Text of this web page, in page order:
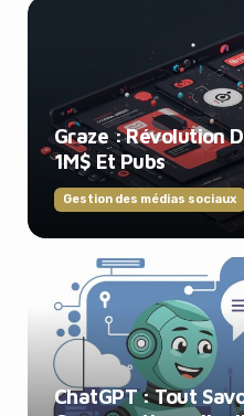
Graze : Révolution
1M$ Et Pubs
Gestion des médias sociaux
ChatGPT : Tout